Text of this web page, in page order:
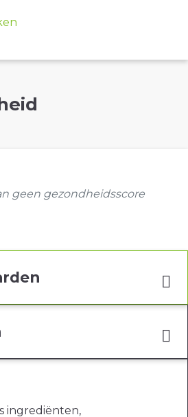
geen gezondheidsscore
ingrediënten,